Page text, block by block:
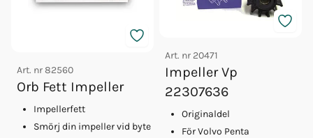
Art. nr82560
Orb Fett Impeller
Impellerfett
Smörj din impeller vid byte
Art. nr 20471
Impeller Vp
22307636
Originaldel
För Volvo Penta